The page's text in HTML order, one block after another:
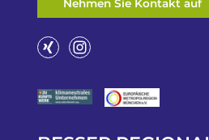
Nehmen Sie Kontakt auf